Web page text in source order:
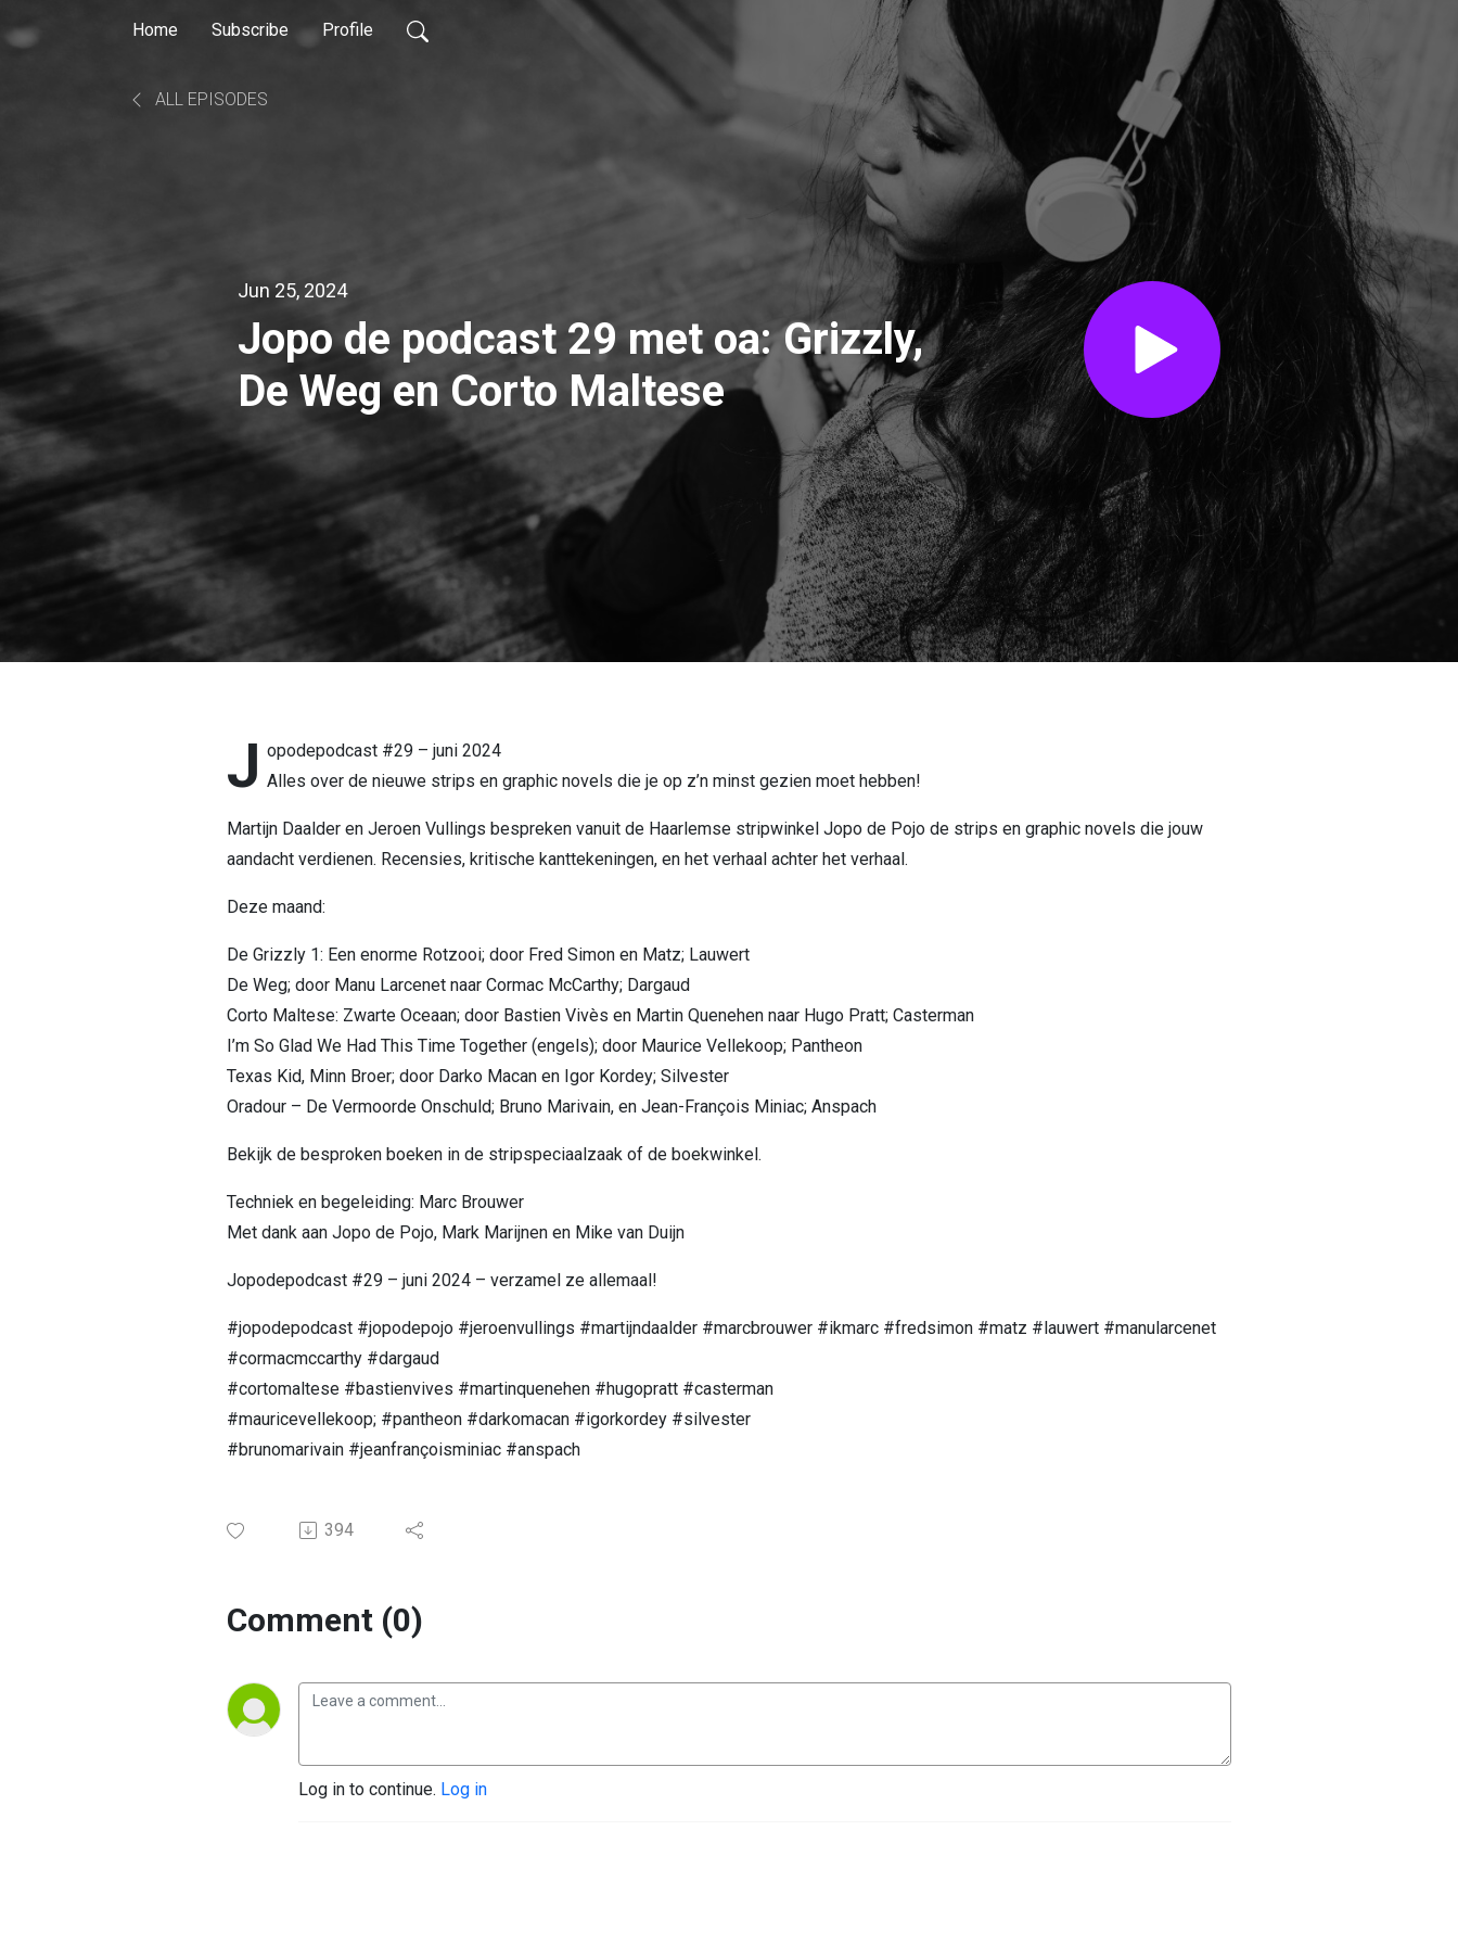
Home Subscribe Profile
ALL EPISODES
Jun 25, 2024
Jopo de podcast 29 met oa: Grizzly,
De Weg en Corto Maltese
J opodepodcast #29 – juni 2024
Alles over de nieuwe strips en graphic novels die je op z’n minst gezien moet hebben!
Martijn Daalder en Jeroen Vullings bespreken vanuit de Haarlemse stripwinkel Jopo de Pojo de strips en graphic novels die jouw
aandacht verdienen. Recensies, kritische kanttekeningen, en het verhaal achter het verhaal.
Deze maand:
De Grizzly 1: Een enorme Rotzooi; door Fred Simon en Matz; Lauwert
De Weg; door Manu Larcenet naar Cormac McCarthy; Dargaud
Corto Maltese: Zwarte Oceaan; door Bastien Vivès en Martin Quenehen naar Hugo Pratt; Casterman
I’m So Glad We Had This Time Together (engels); door Maurice Vellekoop; Pantheon
Texas Kid, Minn Broer; door Darko Macan en Igor Kordey; Silvester
Oradour – De Vermoorde Onschuld; Bruno Marivain, en Jean-François Miniac; Anspach
Bekijk de besproken boeken in de stripspeciaalzaak of de boekwinkel.
Techniek en begeleiding: Marc Brouwer
Met dank aan Jopo de Pojo, Mark Marijnen en Mike van Duijn
Jopodepodcast #29 – juni 2024 – verzamel ze allemaal!
#jopodepodcast #jopodepojo #jeroenvullings #martijndaalder #marcbrouwer #ikmarc #fredsimon #matz #lauwert #manularcenet
#cormacmccarthy #dargaud
#cortomaltese #bastienvives #martinquenehen #hugopratt #casterman
#mauricevellekoop; #pantheon #darkomacan #igorkordey #silvester
#brunomarivain #jeanfrançoisminiac #anspach
394
Comment (0)
Log in to continue. Log in